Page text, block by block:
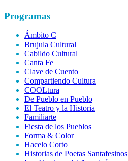
Programas
Ámbito C
Brujula Cultural
Cabildo Cultural
Canta Fe
Clave de Cuento
Compartiendo Cultura
COOLtura
De Pueblo en Pueblo
El Teatro y la Historia
Familiarte
Fiesta de los Pueblos
Forma & Color
Hacelo Corto
Historias de Poetas Santafesinos